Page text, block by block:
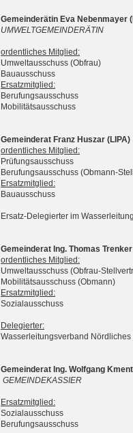
Gemeinderätin Eva Nebenmayer
UMWELTGEMEINDERÄTIN
ordentliches Mitglied:
Umweltausschuss (Obfrau)
Bauausschuss
Ersatzmitglied:
Berufungsausschuss
Mobilitätsausschuss
Gemeinderat Franz Huszar (LIPA)
ordentliches Mitglied:
Prüfungsausschuss
Berufungsausschuss (Obmann-
Ersatzmitglied:
Bauausschuss
Ersatz-Delegierter im
Gemeinderat Ing. Thomas Trenker
ordentliches Mitglied:
Umweltausschuss (Obfrau-
Mobilitätsausschuss (Obmann)
Ersatzmitglied:
Sozialausschuss
Delegierter:
Wasserleitungsverband Nördliches
Gemeinderat Ing. Wolfgang
GEMEINDEKASSIER
Ersatzmitglied:
Sozialausschuss
Berufungsausschuss